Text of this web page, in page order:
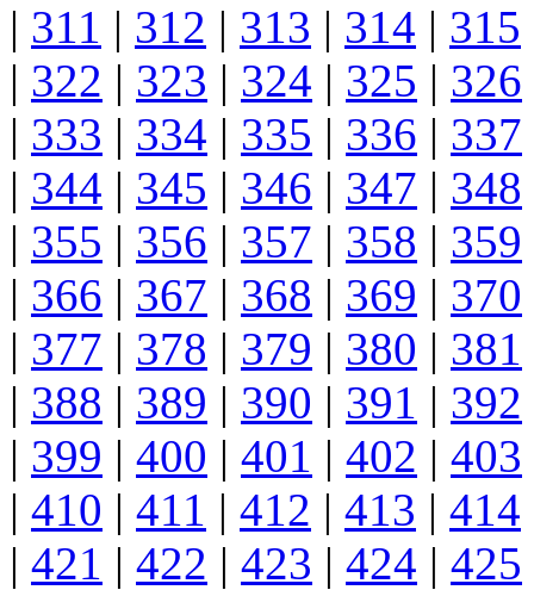
| 311 | 312 | 313 | 314 | 315
| 322 | 323 | 324 | 325 | 326
| 333 | 334 | 335 | 336 | 337
| 344 | 345 | 346 | 347 | 348
| 355 | 356 | 357 | 358 | 359
| 366 | 367 | 368 | 369 | 370
| 377 | 378 | 379 | 380 | 381
| 388 | 389 | 390 | 391 | 392
| 399 | 400 | 401 | 402 | 403
| 410 | 411 | 412 | 413 | 414
| 421 | 422 | 423 | 424 | 425